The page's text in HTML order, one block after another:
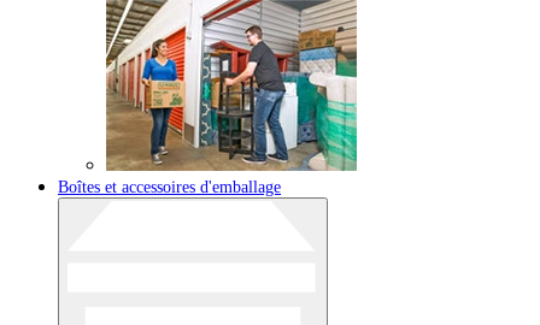
Boîtes et accessoires d'emballage